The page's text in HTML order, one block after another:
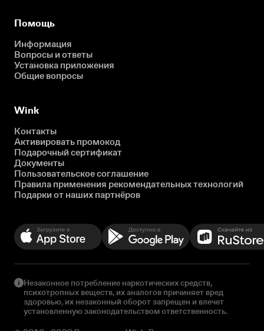
Помощь
Информация
Вопросы и ответы
Установка приложения
Общие вопросы
Wink
Контакты
Активировать промокод
Подарочный сертификат
Документы
Пользовательское соглашение
Правила применения рекомендательных технологий
Подарки от наших партнёров
Незаконное потребление наркотических средств,
психотропных веществ, их аналогов причиняет вред
здоровью, их незаконный оборот запрещен и влечет
установленную законодательством ответственность.